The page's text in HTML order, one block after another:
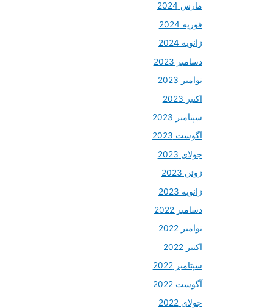
مارس 2024
فوریه 2024
ژانویه 2024
دسامبر 2023
نوامبر 2023
اکتبر 2023
سپتامبر 2023
آگوست 2023
جولای 2023
ژوئن 2023
ژانویه 2023
دسامبر 2022
نوامبر 2022
اکتبر 2022
سپتامبر 2022
آگوست 2022
جولای 2022